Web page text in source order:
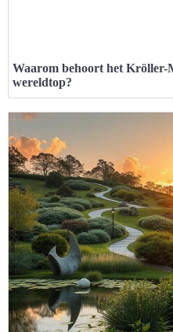
Waarom behoort het Kröller-
wereldtop?